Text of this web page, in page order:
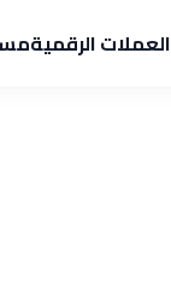
العملات الرقمية